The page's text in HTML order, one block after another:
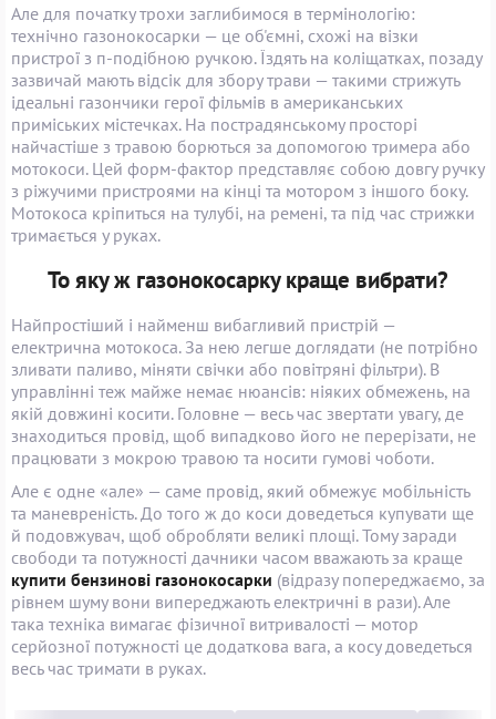
Але для початку трохи заглибимося в термінологію:
технічно газонокосарки — це об'ємні, схожі на візки
пристрої з п-подібною ручкою. Їздять на коліщатках, позаду
зазвичай мають відсік для збору трави — такими стрижуть
ідеальні газончики герої фільмів в американських
приміських містечках. На пострадянському просторі
найчастіше з травою борються за допомогою тримера або
мотокоси. Цей форм-фактор представляє собою довгу ручку
з ріжучими пристроями на кінці та мотором з іншого боку.
Мотокоса кріпиться на тулубі, на ремені, та під час стрижки
тримається у руках.
То яку ж газонокосарку краще вибрати?
Найпростіший і найменш вибагливий пристрій —
електрична мотокоса. За нею легше доглядати (не потрібно
зливати паливо, міняти свічки або повітряні фільтри). В
управлінні теж майже немає нюансів: ніяких обмежень, на
якій довжині косити. Головне — весь час звертати увагу, де
знаходиться провід, щоб випадково його не перерізати, не
працювати з мокрою травою та носити гумові чоботи.
Але є одне «але» — саме провід, який обмежує мобільність
та маневреність. До того ж до коси доведеться купувати ще
й подовжувач, щоб обробляти великі площі. Тому заради
свободи та потужності дачники часом вважають за краще
купити бензинові газонокосарки (відразу попереджаємо, за
рівнем шуму вони випереджають електричні в рази). Але
така техніка вимагає фізичної витривалості — мотор
серйозної потужності це додаткова вага, а косу доведеться
весь час тримати в руках.